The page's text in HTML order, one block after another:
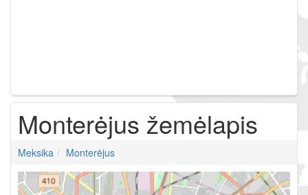
Monterėjus žemėlapis
Meksika Monterėjus